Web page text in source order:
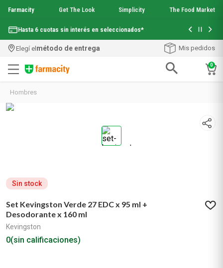
Farmacity Get The Look Simplicity The Food Market
Hasta 6 cuotas sin interés en seleccionados*
Con tu
¡Envío
Elegí elmétodo de entrega Mis pedidos
0
Hombres
Sin stock
Set Kevingston Verde 27 EDC x 95 ml +
Desodorante x 160 ml
Kevingston
0(sin calificaciones)
2.
.get the look
10. serum elvive